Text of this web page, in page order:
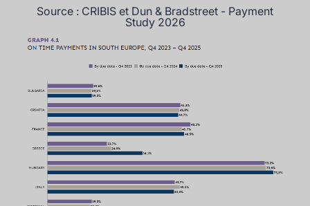
Source : CRIBIS et Dun & Bradstreet - Payment
Study 2026